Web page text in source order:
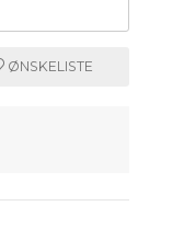
ØNSKELISTE